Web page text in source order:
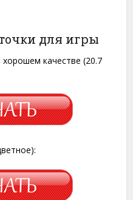
для игры
качестве (20.7